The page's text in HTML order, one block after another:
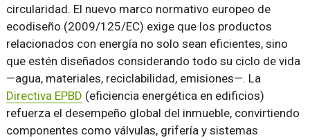
circularidad. El nuevo marco normativo europeo de
ecodiseño (2009/125/EC) exige que los productos
relacionados con energía no solo sean eficientes, sino
que estén diseñados considerando todo su ciclo de vida
—agua, materiales, reciclabilidad, emisiones—. La
Directiva EPBD (eficiencia energética en edificios)
refuerza el desempeño global del inmueble, convirtiendo
componentes como válvulas, grifería y sistemas